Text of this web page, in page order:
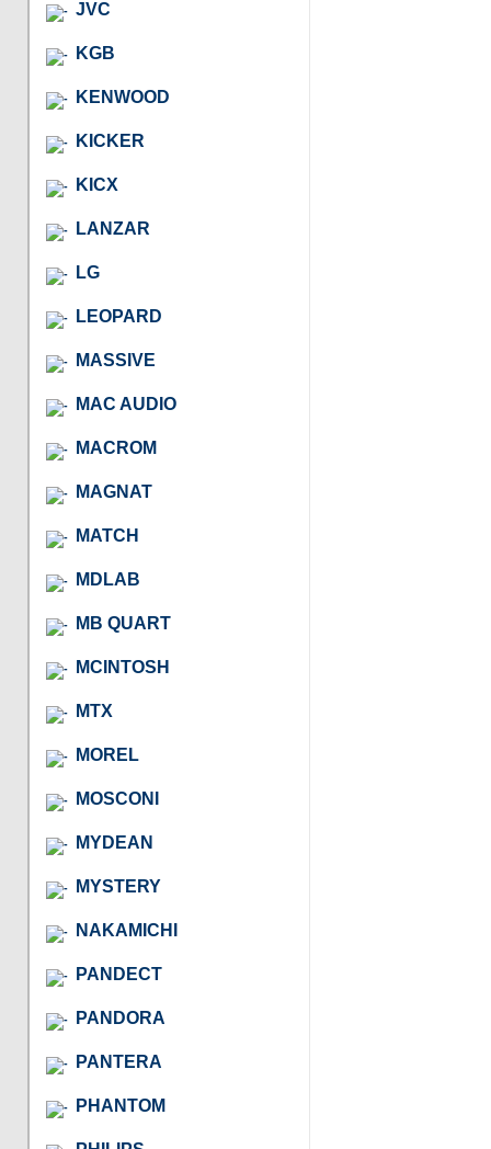
JVC
KGB
KENWOOD
KICKER
KICX
LANZAR
LG
LEOPARD
MASSIVE
MAC AUDIO
MACROM
MAGNAT
MATCH
MDLAB
MB QUART
MCINTOSH
MTX
MOREL
MOSCONI
MYDEAN
MYSTERY
NAKAMICHI
PANDECT
PANDORA
PANTERA
PHANTOM